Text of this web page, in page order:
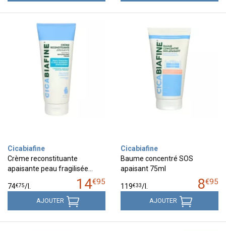
Cicabiafine
Crème reconstituante
apaisante peau fragilisée…
14€95
74€75/
AJOUTER
Cicabiafine
Baume concentré SOS
apaisant 75ml
8€95
119€33/
AJOUTER